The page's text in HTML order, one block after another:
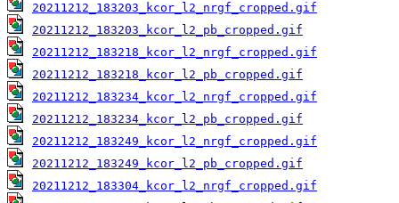
20211212_183203_kcor_l2_nrgf_cropped.gif
20211212_183203_kcor_l2_pb_cropped.gif
20211212_183218_kcor_l2_nrgf_cropped.gif
20211212_183218_kcor_l2_pb_cropped.gif
20211212_183234_kcor_l2_nrgf_cropped.gif
20211212_183234_kcor_l2_pb_cropped.gif
20211212_183249_kcor_l2_nrgf_cropped.gif
20211212_183249_kcor_l2_pb_cropped.gif
20211212_183304_kcor_l2_nrgf_cropped.gif